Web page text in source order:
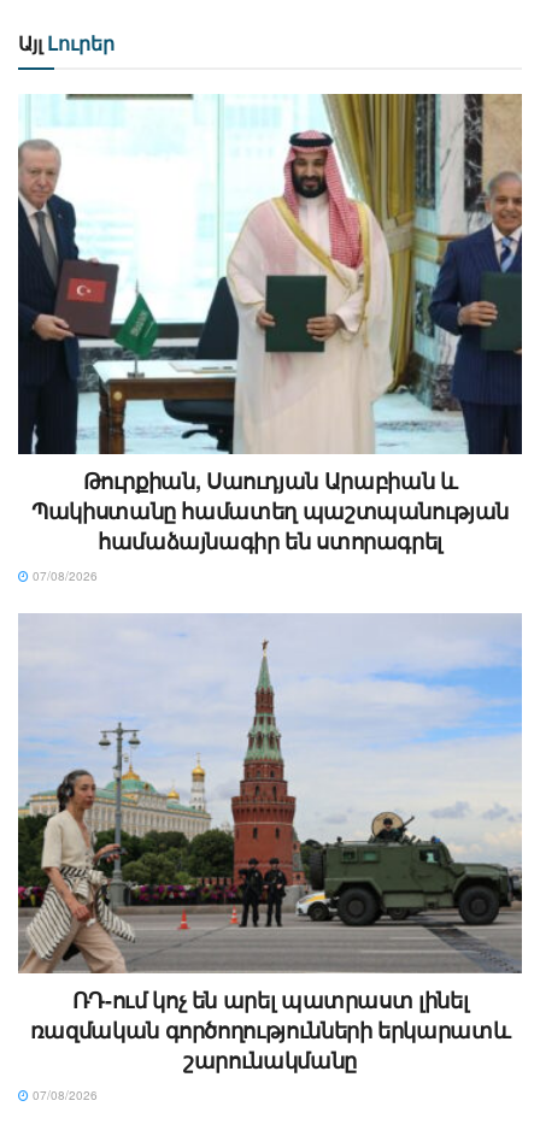
Այլ Լուրեր
Թուրքիան, Սաուդյան Արաբիան և
Պակիստանը համատեղ պաշտպանության
համաձայնագիր են ստորագրել
07/08/2026
ՌԴ-ում կոչ են արել պատրաստ լինել
ռազմական գործողությունների երկարատև
շարունակմանը
07/08/2026